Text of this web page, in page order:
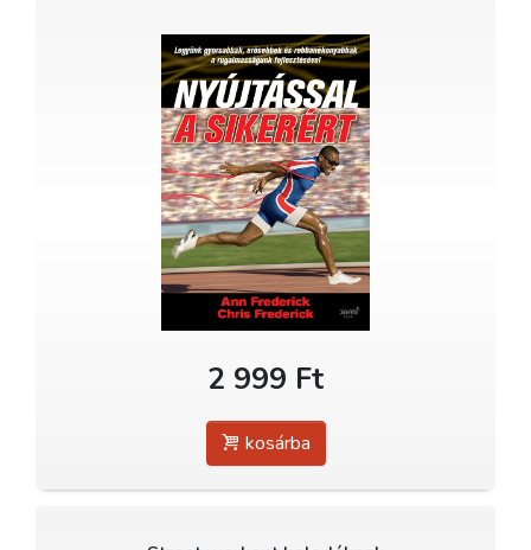
2 999 Ft
kosárba